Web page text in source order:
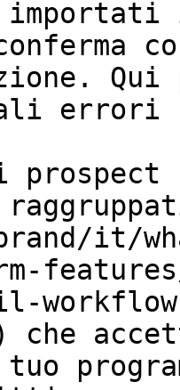
Qui
errori
it/
che